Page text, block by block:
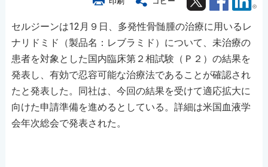
セルジーンは12月９日、多発性骨髄腫の治療に用いるレ
ナリドミド（製品名：レブラミド）について、未治療の
患者を対象とした国内臨床第２相試験（Ｐ２）の結果を
発表し、有効で忍容可能な治療法であることが確認され
たと発表した。同社は、今回の結果を受けて適応拡大に
向けた申請準備を進めるとしている。詳細は米国血液学
会年次総会で発表された。